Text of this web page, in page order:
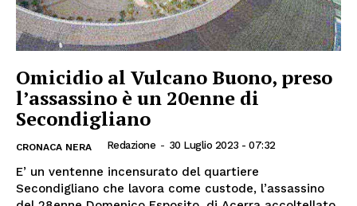
Omicidio al Vulcano Buono, preso
l’assassino è un 20enne di
Secondigliano
CRONACA NERA Redazione - 30 Luglio 2023 - 07:32
E’ un ventenne incensurato del quartiere
Secondigliano che lavora come custode, l’assassino